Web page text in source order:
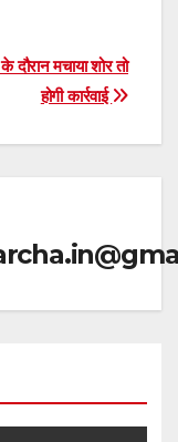
के दौरान मचाया शोर तो
होगी कार्रवाई